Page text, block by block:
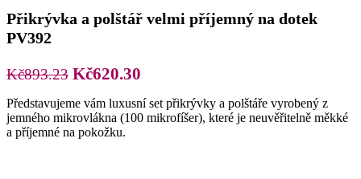
Přikrývka a polštář velmi příjemný na dotek
PV392
Kč893.23 Původní
byla:
Kč893.23.
Kč620.30
je:
Kč620.30.
Představujeme vám luxusní set přikrývky a polštáře vyrobený z
jemného mikrovlákna (100 mikrofíšer), které je neuvěřitelně měkké
a příjemné na pokožku.